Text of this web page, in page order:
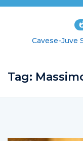
Cavese-Juve
Tag: